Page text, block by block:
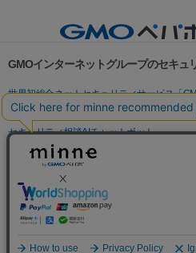
GMOインターネットグループのセキュ
世界初総合ネットセキュリティサービス「
パスワード漏洩診断
Webサイトリスク診
セキュリティ相談AIチャットボット
実在証明・盗聴対策
サイバー攻撃対策（GMO Flatt Security）
セキュリティ事業の軌跡